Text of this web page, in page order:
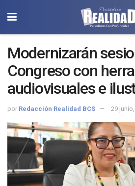
Modernizarán
Congreso con
audiovisuales e
por Redacción Realidad BCS 29